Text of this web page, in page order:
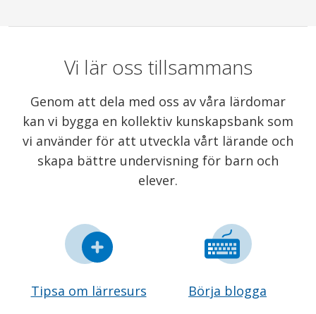
Vi lär oss tillsammans
Genom att dela med oss av våra lärdomar
kan vi bygga en kollektiv kunskapsbank som
vi använder för att utveckla vårt lärande och
skapa bättre undervisning för barn och
elever.
Tipsa om lärresurs Börja blogga